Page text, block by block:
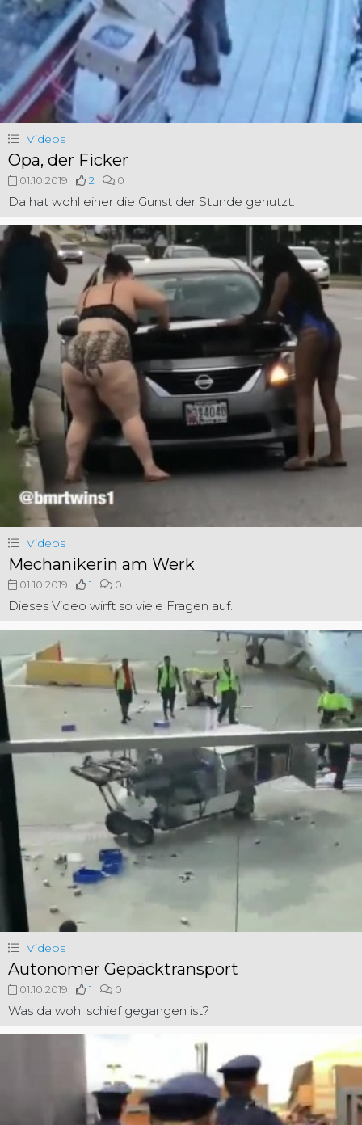
Videos
Opa, der Ficker
01.10.2019 2 0
Da hat wohl einer die Gunst der Stunde genutzt.
Videos
Mechanikerin am Werk
01.10.2019 1 0
Dieses Video wirft so viele Fragen auf.
Videos
Autonomer Gepäcktransport
01.10.2019 1 0
Was da wohl schief gegangen ist?